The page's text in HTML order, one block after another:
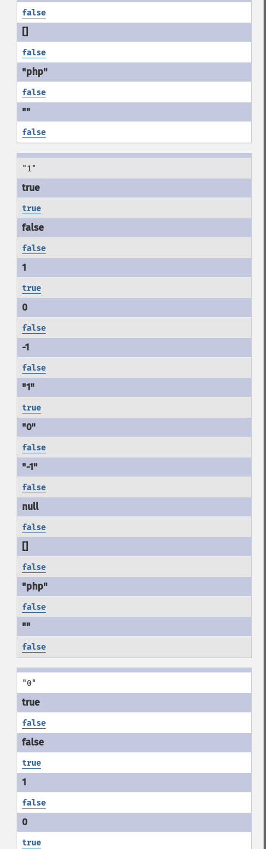
false
false
false
false
"1"
true
false
true
false
false
true
false
false
false
false
false
false
"0"
false
true
false
true